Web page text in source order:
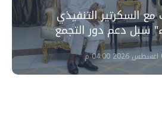
مع السكرتير التنفيذي
سبل دعم دور التجمع